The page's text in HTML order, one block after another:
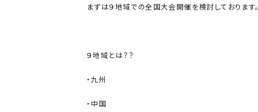
まずは９地域での全国大会開催を検討しております。
９地域とは？？
・九州
・中国